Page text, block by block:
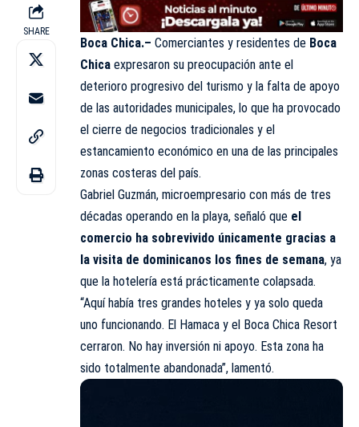
SHARE
Boca Chica.– Comerciantes y residentes de Boca
Chica expresaron su preocupación ante el
deterioro progresivo del turismo y la falta de apoyo
de las autoridades municipales, lo que ha provocado
el cierre de negocios tradicionales y el
estancamiento económico en una de las principales
zonas costeras del país.
Gabriel Guzmán, microempresario con más de tres
décadas operando en la playa, señaló que el
comercio ha sobrevivido únicamente gracias a
la visita de dominicanos los fines de semana, ya
que la hotelería está prácticamente colapsada.
“Aquí había tres grandes hoteles y ya solo queda
uno funcionando. El Hamaca y el Boca Chica Resort
cerraron. No hay inversión ni apoyo. Esta zona ha
sido totalmente abandonada”, lamentó.